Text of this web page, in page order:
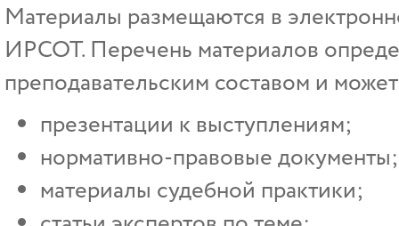
Материалы размещаются в
ИРСОТ. Перечень материалов
преподавательским составом и
презентации к выступлениям;
нормативно-правовые документы;
материалы судебной практики;